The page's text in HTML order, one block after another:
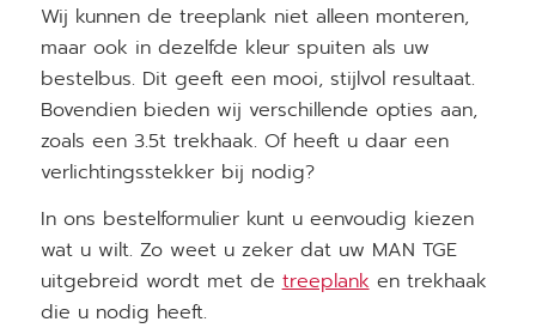
Wij kunnen de treeplank niet alleen monteren,
maar ook in dezelfde kleur spuiten als uw
bestelbus. Dit geeft een mooi, stijlvol resultaat.
Bovendien bieden wij verschillende opties aan,
zoals een 3.5t trekhaak. Of heeft u daar een
verlichtingsstekker bij nodig?
In ons bestelformulier kunt u eenvoudig kiezen
wat u wilt. Zo weet u zeker dat uw MAN TGE
uitgebreid wordt met detreeplanken trekhaak
die u nodig heeft.